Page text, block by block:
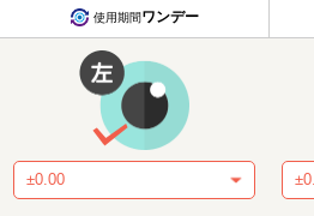
使用期間ワンデー